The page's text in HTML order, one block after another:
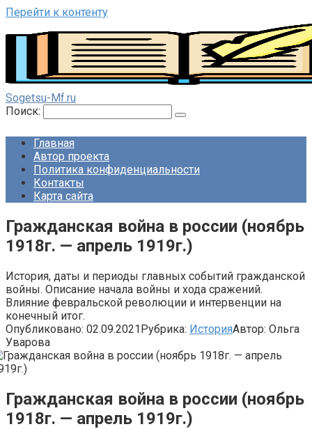
Перейти к контенту
Sogetsu-Mf.ru
Поиск:
Главная
Автор проекта
Политика конфиденциальности
Контакты
Карта сайта
Гражданская война в россии (ноябрь
1918г. — апрель 1919г.)
История, даты и периоды главных событий гражданской
войны. Описание начала войны и хода сражений.
Влияние февральской революции и интервенции на
конечный итог.
Опубликовано: 02.09.2021Рубрика: ИсторияАвтор: Ольга
Уварова
Гражданская война в россии (ноябрь
1918г. — апрель 1919г.)